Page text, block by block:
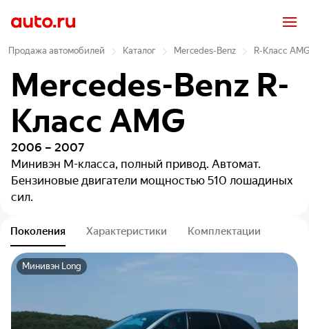
Продажа автомобилей Каталог Mercedes-Benz R-Класс
Mercedes-Benz R-
Класс AMG
2006 – 2007
Минивэн M-класса, полный привод. Автомат.
Бензиновые двигатели мощностью 510 лошадиных
сил.
Поколения Характеристики Комплектации
Минивэн Long